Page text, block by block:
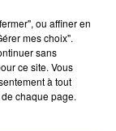
ou affiner en
mes choix".
sans
ce site. Vous
à tout
chaque page.